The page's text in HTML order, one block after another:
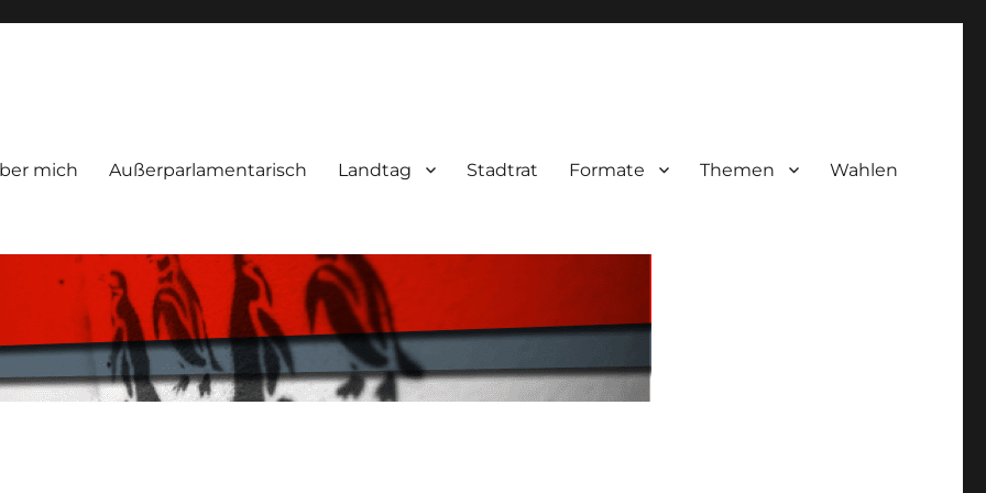
mich Außerparlamentarisch Landtag Stadtrat Formate Themen Wahlen